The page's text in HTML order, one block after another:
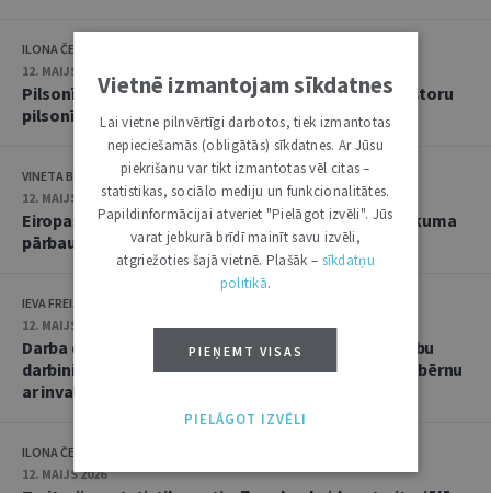
ILONA ČEIČA
12. MAIJS 2026
Pilsonība pret naudu? ES Tiesa noraida Maltas investoru
pilsonības shēmu
VINETA BEI
12. MAIJS 2026
Eiropas politiskajai partijai uzliktas sankcijas tiesiskuma
pārbaude Vispārējā tiesā
IEVA FREIJA-PEKATI
12. MAIJS 2026
Darba devēja pienākums pielāgot darba laiku par labu
darbiniekam, kam nav invaliditātes, bet kas aprūpē bērnu
ar invaliditāti
ILONA ČEIČA
12. MAIJS 2026
Vietnē izmantojam sīkdatnes
Lai vietne pilnvērtīgi darbotos, tiek izmantotas
nepieciešamās (obligātās) sīkdatnes. Ar Jūsu
piekrišanu var tikt izmantotas vēl citas –
statistikas, sociālo mediju un funkcionalitātes.
Papildinformācijai atveriet "Pielāgot izvēli". Jūs
varat jebkurā brīdī mainīt savu izvēli,
atgriežoties šajā vietnē. Plašāk – sīkdatņu
politikā.
PIEŅEMT VISAS
PIELĀGOT IZVĒLI